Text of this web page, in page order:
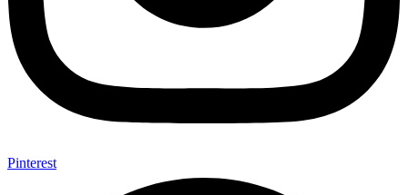
Pinterest